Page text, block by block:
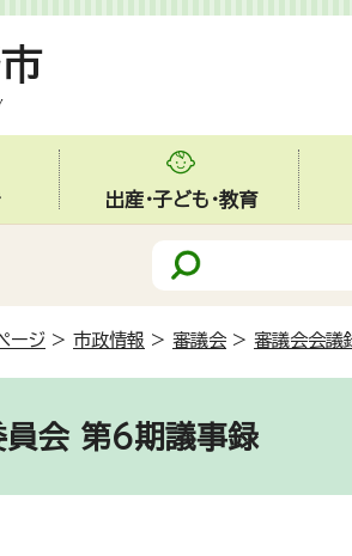
出産・子ども・教育
ージ > 市政情報 > 審議会 > 審議会会議
員会 第6期議事録